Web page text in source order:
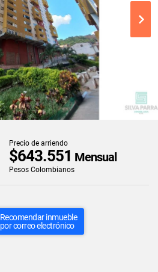
Precio de arriendo
$643.551 Mensual
Pesos Colombianos
Recomendar inmueble
por correo electrónico